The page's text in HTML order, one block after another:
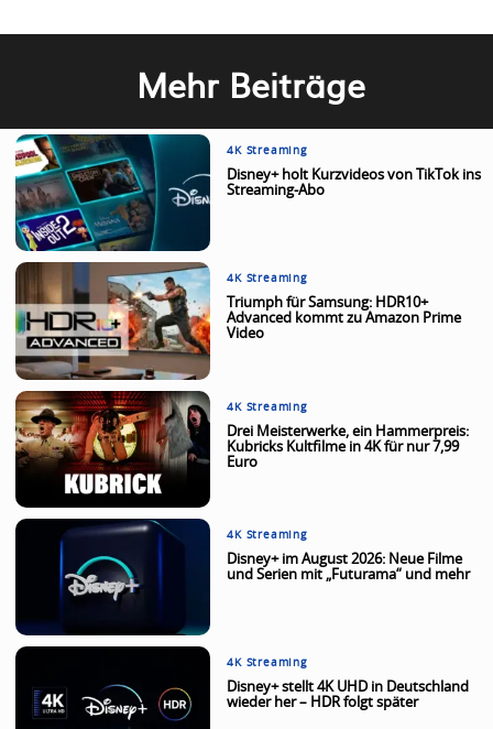
Mehr Beiträge
4K Streaming
Disney+ holt Kurzvideos von TikTok ins
Streaming-Abo
4K Streaming
Triumph für Samsung: HDR10+
Advanced kommt zu Amazon Prime
Video
4K Streaming
Drei Meisterwerke, ein Hammerpreis:
Kubricks Kultfilme in 4K für nur 7,99
Euro
4K Streaming
Disney+ im August 2026: Neue Filme
und Serien mit „Futurama“ und mehr
4K Streaming
Disney+ stellt 4K UHD in Deutschland
wieder her – HDR folgt später